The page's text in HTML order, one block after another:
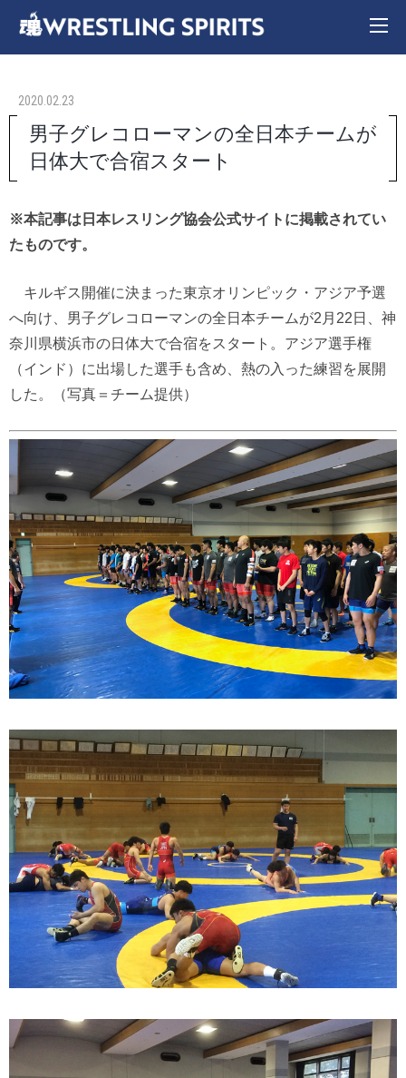
2020.02.23
男子グレコローマンの全日本チームが
日体大で合宿スタート
※本記事は日本レスリング協会公式サイトに掲載されてい
たものです。
キルギス開催に決まった東京オリンピック・アジア予選
へ向け、男子グレコローマンの全日本チームが2月22日、神
奈川県横浜市の日体大で合宿をスタート。アジア選手権
（インド）に出場した選手も含め、熱の入った練習を展開
した。（写真＝チーム提供）